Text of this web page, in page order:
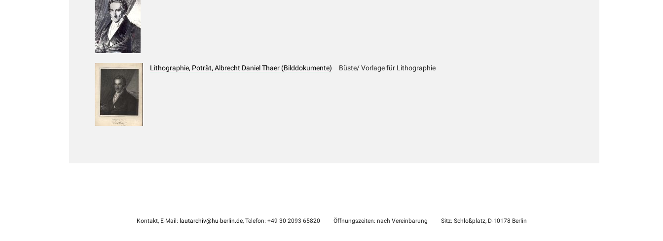
Lithographie, Poträt, Albrecht Daniel Thaer (Bilddokumente) Büste/ Vorlage für Lithographie
Kontakt, E-Mail: lautarchiv@hu-berlin.de, Telefon: +49 30 2093 65820 Öffnungszeiten: nach Vereinbarung Sitz: Schloßplatz, D-10178 Berlin